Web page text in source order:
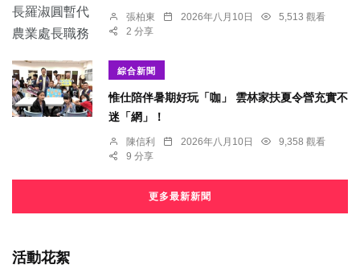
張柏東 2026年八月10日
5,513 觀看
2 分享
綜合新聞
惟仕陪伴暑期好玩「咖」 雲林家扶夏令營充實不
迷「網」！
陳信利 2026年八月10日
9,358 觀看
9 分享
更多最新新聞
活動花絮